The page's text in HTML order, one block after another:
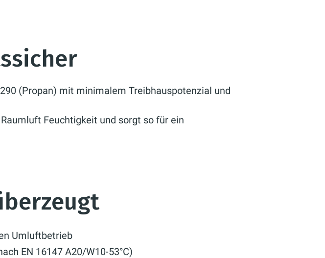
(Propan) mit minimalem Treibhauspotenzial und
Feuchtigkeit und sorgt so für ein
Umluftbetrieb
EN 16147 A20/W10-53°C)